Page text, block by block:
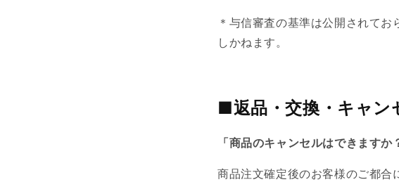
＊与信審査の基準は公開されて
しかねます。
■返品・交換・キャン
「商品のキャンセルはできますか
商品注文確定後のお客様のご都合